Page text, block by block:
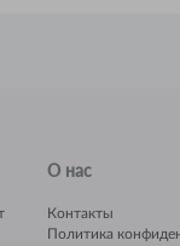
О нас
Контакты
Политика